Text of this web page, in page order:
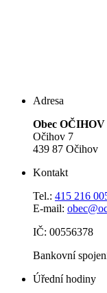
Adresa
Obec OČIHOV
Očihov 7
439 87 Očihov
Kontakt
Tel.: 415 216
E-mail:
IČ: 00556378
Bankovní
Úřední hodiny